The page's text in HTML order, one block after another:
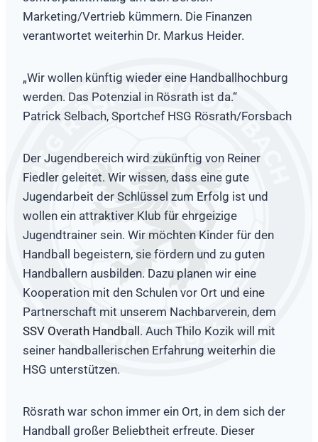
Marketing/Vertrieb kümmern. Die Finanzen
verantwortet weiterhin Dr. Markus Heider.
„Wir wollen künftig wieder eine Handballhochburg
werden. Das Potenzial in Rösrath ist da.“
Patrick Selbach, Sportchef HSG Rösrath/Forsbach
Der Jugendbereich wird zukünftig von Reiner
Fiedler geleitet. Wir wissen, dass eine gute
Jugendarbeit der Schlüssel zum Erfolg ist und
wollen ein attraktiver Klub für ehrgeizige
Jugendtrainer sein. Wir möchten Kinder für den
Handball begeistern, sie fördern und zu guten
Handballern ausbilden. Dazu planen wir eine
Kooperation mit den Schulen vor Ort und eine
Partnerschaft mit unserem Nachbarverein, dem
SSV Overath Handball . Auch Thilo Kozik will mit
seiner handballerischen Erfahrung weiterhin die
HSG unterstützen.
Rösrath war schon immer ein Ort, in dem sich der
Handball großer Beliebtheit erfreute. Dieser